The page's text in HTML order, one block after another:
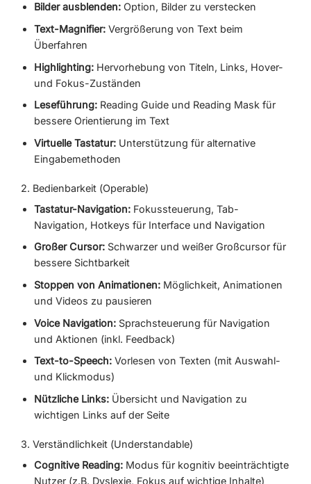
Bilder ausblenden:Option, Bilder zu verstecken
Text-Magnifier:Vergrößerung von Text beim
Überfahren
Highlighting:Hervorhebung von Titeln, Links, Hover-
und Fokus-Zuständen
Leseführung:Reading Guide und Reading Mask für
bessere Orientierung im Text
Virtuelle Tastatur:Unterstützung für alternative
Eingabemethoden
2. Bedienbarkeit (Operable)
Tastatur-Navigation:Fokussteuerung, Tab-
Navigation, Hotkeys für Interface und Navigation
Großer Cursor:Schwarzer und weißer Großcursor für
bessere Sichtbarkeit
Stoppen von Animationen:Möglichkeit, Animationen
und Videos zu pausieren
Voice Navigation:Sprachsteuerung für Navigation
und Aktionen (inkl. Feedback)
Text-to-Speech:Vorlesen von Texten (mit Auswahl-
und Klickmodus)
Nützliche Links:Übersicht und Navigation zu
wichtigen Links auf der Seite
3. Verständlichkeit (Understandable)
Cognitive Reading:Modus für kognitiv beeinträchtigte
Nutzer (z.B. Dyslexie, Fokus auf wichtige Inhalte)